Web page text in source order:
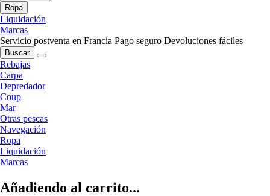
Ropa
Liquidación
Marcas
Servicio postventa en Francia Pago seguro Devoluciones fáciles
Buscar
Rebajas
Carpa
Depredador
Coup
Mar
Otras pescas
Navegación
Ropa
Liquidación
Marcas
Añadiendo al carrito...